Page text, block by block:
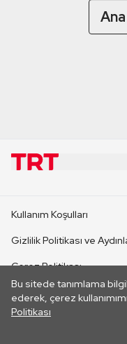
Bu sitede tanımlama
ederek, çerez
Politikası
CANLI YAYINLAR
Kullanım Koşulları
Gizlilik Politikası ve
Çerez Politikası
İletişim
Her hakkı saklıdır.